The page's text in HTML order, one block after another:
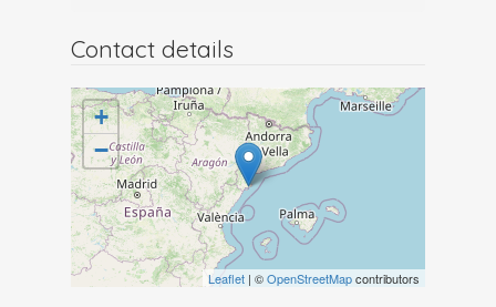
Contact details
+
−
Leaflet | ©OpenStreetMapcontributors